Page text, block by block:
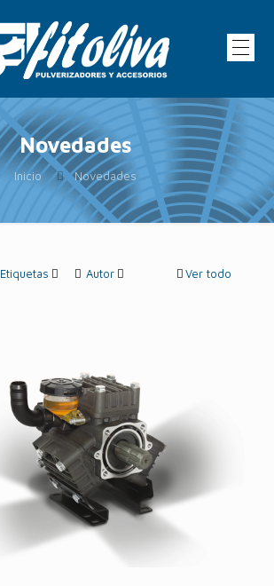
Novedades
Inicio Novedades
Etiquetas Autor Ver todo